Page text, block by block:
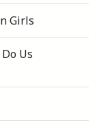
Girls
Us